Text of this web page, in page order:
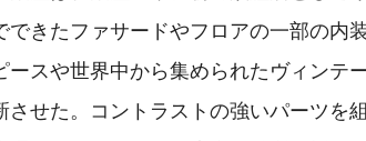
できたファサードやフロアの一部の内
ースや世界中から集められたヴィンテ
させた。コントラストの強いパーツを